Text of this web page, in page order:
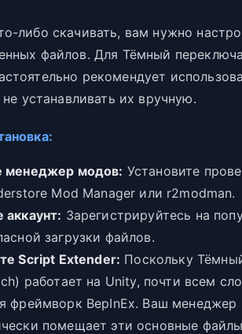
либо скачивать, вам нужно
файлов. Для Тёмный
рекомендует
устанавливать их вручную.
менеджер модов: Установите
Mod Manager или r2modman.
аккаунт: Зарегистрируйтесь на
загрузки файлов.
Script Extender: Поскольку
работает на Unity, почти всем
фреймворк BepInEx. Ваш
помещает эти основные